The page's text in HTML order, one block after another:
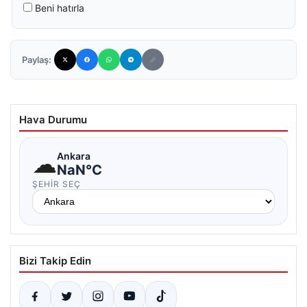
Beni hatırla
Paylaş:
Hava Durumu
☁Ankara
NaN°C
ŞEHIR SEÇ
Bizi Takip Edin